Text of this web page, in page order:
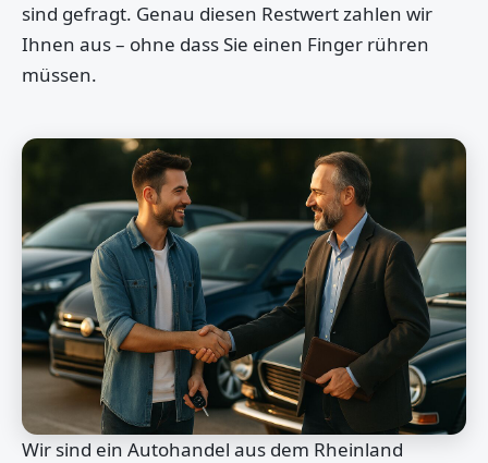
sind gefragt. Genau diesen Restwert zahlen wir
Ihnen aus – ohne dass Sie einen Finger rühren
müssen.
Wir sind ein Autohandel aus dem Rheinland